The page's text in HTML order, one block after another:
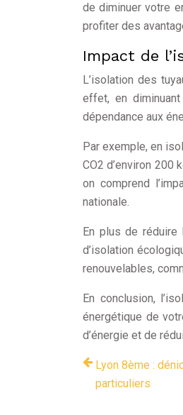
de diminuer votre
profiter des
Impact de
L’isolation des
effet, en
dépendance aux
Par exemple, en
CO2 d’environ 200
on comprend
nationale.
En plus de réduire
d’isolation
renouvelables,
En conclusion,
énergétique de
d’énergie et de
Lyon 8ème :
particuliers